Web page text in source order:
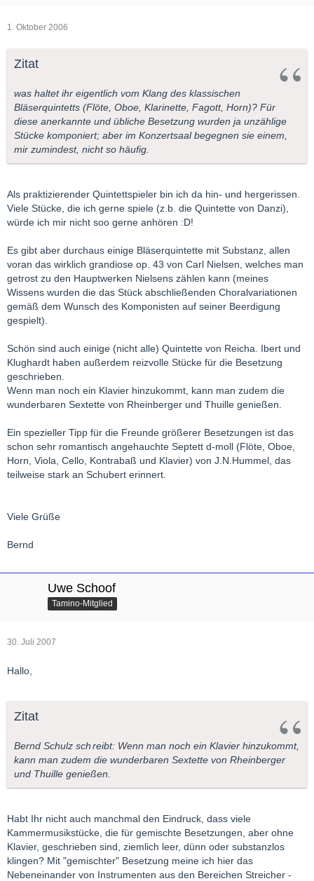
1. Oktober 2006
Zitat
was haltet ihr eigentlich vom Klang des klassischen
Bläserquintetts (Flöte, Oboe, Klarinette, Fagott, Horn)? Für
diese anerkannte und übliche Besetzung wurden ja unzählige
Stücke komponiert; aber im Konzertsaal begegnen sie einem,
mir zumindest, nicht so häufig.
Als praktizierender Quintettspieler bin ich da hin- und hergerissen.
Viele Stücke, die ich gerne spiele (z.b. die Quintette von Danzi),
würde ich mir nicht soo gerne anhören :D!
Es gibt aber durchaus einige Bläserquintette mit Substanz, allen
voran das wirklich grandiose op. 43 von Carl Nielsen, welches man
getrost zu den Hauptwerken Nielsens zählen kann (meines
Wissens wurden die das Stück abschließenden Choralvariationen
gemäß dem Wunsch des Komponisten auf seiner Beerdigung
gespielt).
Schön sind auch einige (nicht alle) Quintette von Reicha. Ibert und
Klughardt haben außerdem reizvolle Stücke für die Besetzung
geschrieben.
Wenn man noch ein Klavier hinzukommt, kann man zudem die
wunderbaren Sextette von Rheinberger und Thuille genießen.
Ein spezieller Tipp für die Freunde größerer Besetzungen ist das
schon sehr romantisch angehauchte Septett d-moll (Flöte, Oboe,
Horn, Viola, Cello, Kontrabaß und Klavier) von J.N.Hummel, das
teilweise stark an Schubert erinnert.
Viele Grüße
Bernd
Uwe Schoof
Tamino-Mitglied
30. Juli 2007
Hallo,
Zitat
Bernd Schulz schreibt: Wenn man noch ein Klavier hinzukommt,
kann man zudem die wunderbaren Sextette von Rheinberger
und Thuille genießen.
Habt Ihr nicht auch manchmal den Eindruck, dass viele
Kammermusikstücke, die für gemischte Besetzungen, aber ohne
Klavier, geschrieben sind, ziemlich leer, dünn oder substanzlos
klingen? Mit "gemischter" Besetzung meine ich hier das
Nebeneinander von Instrumenten aus den Bereichen Streicher -